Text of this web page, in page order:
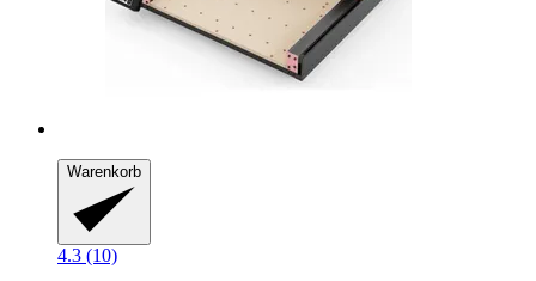
Warenkorb
4.3 (10)